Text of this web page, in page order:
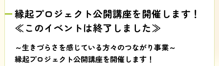
縁起プロジェクト公開講座を開催します！
≪このイベントは終了しました≫
～生きづらさを感じている方々のつながり事業～
縁起プロジェクト公開講座を開催します！